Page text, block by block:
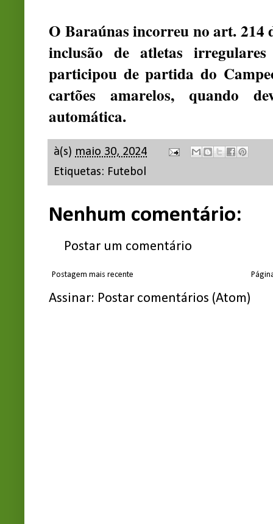
O Baraúnas incorreu no art. 214
inclusão de atletas
participou de partida do
cartões amarelos, quando
automática.
à(s) maio 30, 2024
Etiquetas: Futebol
Nenhum comentário:
Postar um comentário
Postagem mais recente
Assinar: Postar comentários (Atom)